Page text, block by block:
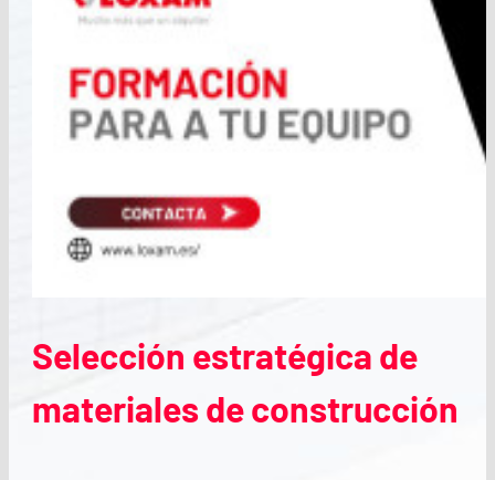
Selección estratégica de
materiales de construcción